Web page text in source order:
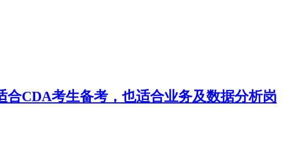
CDA考生备考，也适合业务及数据分析岗